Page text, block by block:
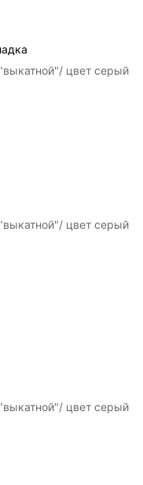
цвет серый
цвет серый
цвет серый